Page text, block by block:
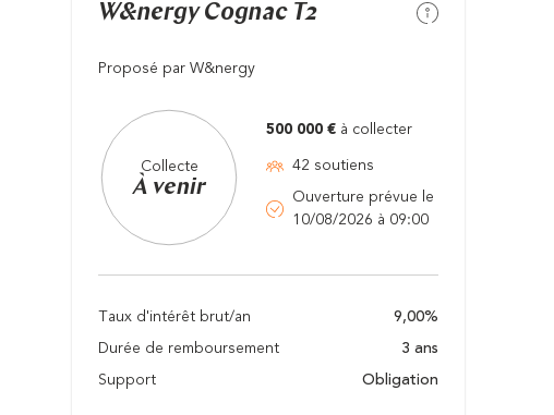
W&nergy Cognac T2
Proposé par W&nergy
Collecte
À venir
500 000 € à collecter
42 soutiens
Ouverture prévue le
10/08/2026 à 09:00
Taux d'intérêt brut/an 9,00%
Durée de remboursement 3 ans
Support Obligation